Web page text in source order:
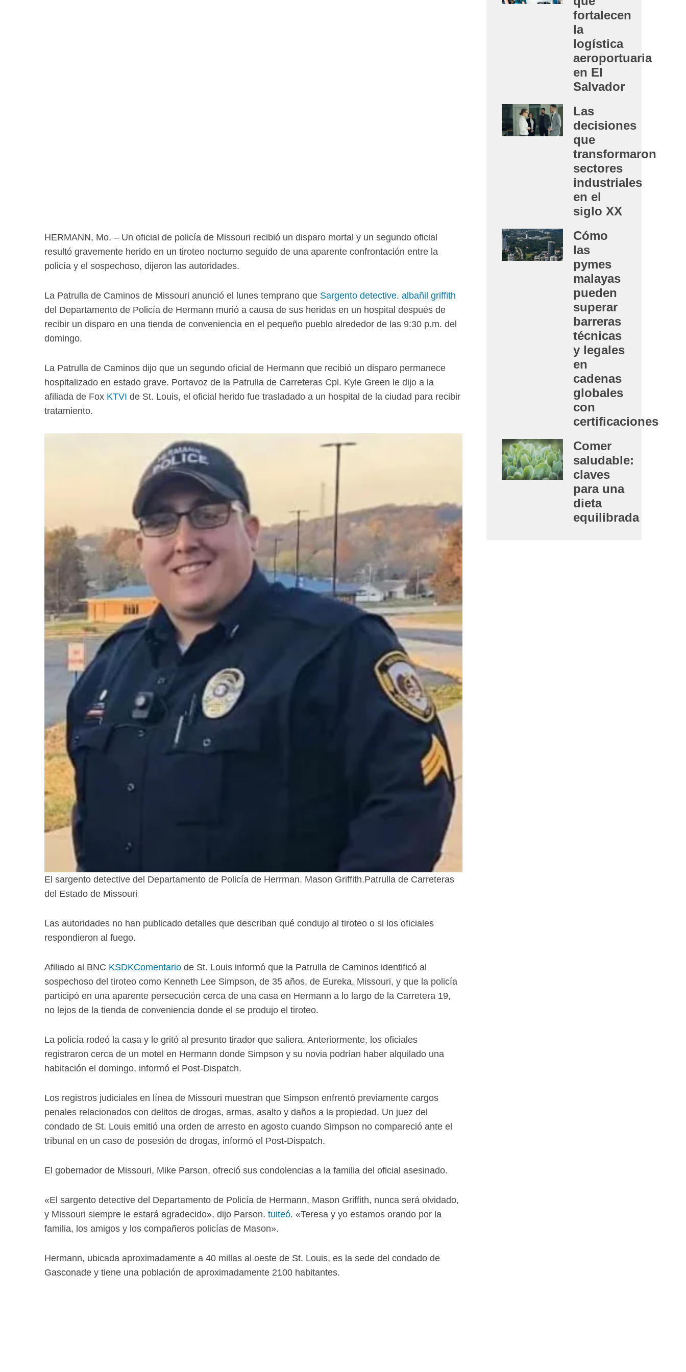
HERMANN, Mo. – Un oficial de policía de Missouri recibió un disparo mortal y un segundo oficial
resultó gravemente herido en un tiroteo nocturno seguido de una aparente confrontación entre la
policía y el sospechoso, dijeron las autoridades.
La Patrulla de Caminos de Missouri anunció el lunes temprano que Sargento detective. albañil griffith
del Departamento de Policía de Hermann murió a causa de sus heridas en un hospital después de
recibir un disparo en una tienda de conveniencia en el pequeño pueblo alrededor de las 9:30 p.m. del
domingo.
La Patrulla de Caminos dijo que un segundo oficial de Hermann que recibió un disparo permanece
hospitalizado en estado grave. Portavoz de la Patrulla de Carreteras Cpl. Kyle Green le dijo a la
afiliada de Fox KTVI de St. Louis, el oficial herido fue trasladado a un hospital de la ciudad para recibir
tratamiento.
El sargento detective del Departamento de Policía de Herrman. Mason Griffith.Patrulla de Carreteras
del Estado de Missouri
Las autoridades no han publicado detalles que describan qué condujo al tiroteo o si los oficiales
respondieron al fuego.
Afiliado al BNC KSDKComentario de St. Louis informó que la Patrulla de Caminos identificó al
sospechoso del tiroteo como Kenneth Lee Simpson, de 35 años, de Eureka, Missouri, y que la policía
participó en una aparente persecución cerca de una casa en Hermann a lo largo de la Carretera 19,
no lejos de la tienda de conveniencia donde el se produjo el tiroteo.
La policía rodeó la casa y le gritó al presunto tirador que saliera. Anteriormente, los oficiales
registraron cerca de un motel en Hermann donde Simpson y su novia podrían haber alquilado una
habitación el domingo, informó el Post-Dispatch.
Los registros judiciales en línea de Missouri muestran que Simpson enfrentó previamente cargos
penales relacionados con delitos de drogas, armas, asalto y daños a la propiedad. Un juez del
condado de St. Louis emitió una orden de arresto en agosto cuando Simpson no compareció ante el
tribunal en un caso de posesión de drogas, informó el Post-Dispatch.
El gobernador de Missouri, Mike Parson, ofreció sus condolencias a la familia del oficial asesinado.
«El sargento detective del Departamento de Policía de Hermann, Mason Griffith, nunca será olvidado,
y Missouri siempre le estará agradecido», dijo Parson. tuiteó. «Teresa y yo estamos orando por la
familia, los amigos y los compañeros policías de Mason».
Hermann, ubicada aproximadamente a 40 millas al oeste de St. Louis, es la sede del condado de
Gasconade y tiene una población de aproximadamente 2100 habitantes.
fortalecen
la
logística
aeroportuaria
en El
Salvador
Las
decisiones
que
transformaron
sectores
industriales
en el
siglo XX
Cómo
las
pymes
malayas
pueden
superar
barreras
técnicas
y legales
en
cadenas
globales
con
certificaciones
Comer
saludable:
claves
para una
dieta
equilibrada